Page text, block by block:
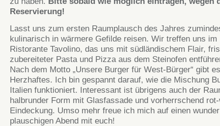
Reservierung!
Lasst uns zum ersten Raumplausch des Jahres
kulinarisch in wärmere Gefilde reisen. Wir treffen uns im
Ristorante Tavolino, das uns mit südländischem Flair,
zubereiteter Pasta und Pizza aus dem Steinofen
Nach dem Motto „Unsere Burger für West-Bürger“ gibt
Herzhaftes. Ich bin gespannt darauf, wie die Mischung
Italien funktioniert. Interessant ist übrigens auch der
halbrunder Form mit Glasfassade und vorherrschend
Eindeckung. Umso mehr freue ich mich auf einen
plauschigen Abend mit euch!